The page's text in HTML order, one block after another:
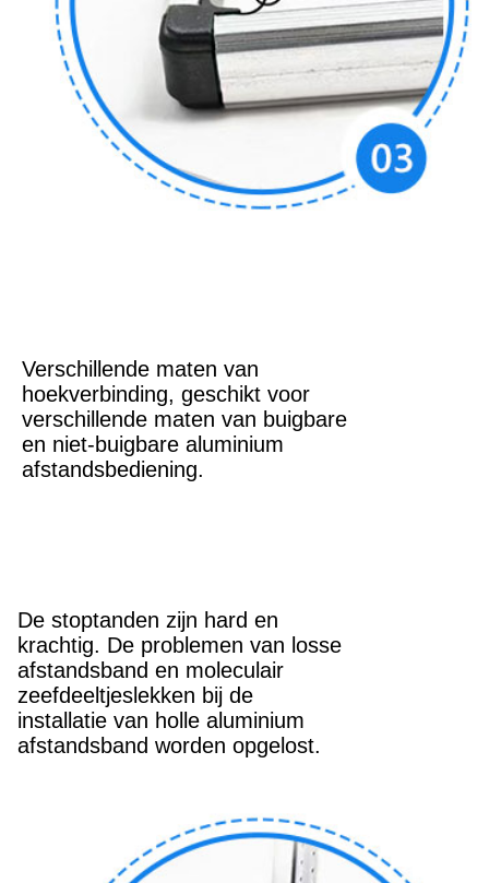
Verschillende maten van
hoekverbinding, geschikt voor
verschillende maten van buigbare
en niet-buigbare aluminium
afstandsbediening.
De stoptanden zijn hard en
krachtig. De problemen van losse
afstandsband en moleculair
zeefdeeltjeslekken bij de
installatie van holle aluminium
afstandsband worden opgelost.